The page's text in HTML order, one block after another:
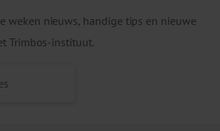
weken nieuws, handige tips en nieuwe
Trimbos-instituut.